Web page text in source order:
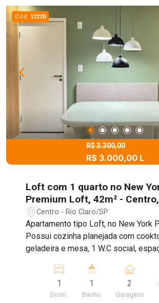
Cód. 12220
R$ 3.300,00
R$ 3.000,00 L
Loft com 1 quarto no New
Premium Loft, 42m² -
Claro/SP
Centro - Rio Claro/SP
Apartamento tipo Loft, no New York
Possui cozinha planejada com
geladeira e mesa, 1 W.C social,
guarda-roupa planejado, ar-
vagas de garagem. Apartamento mobiliado pronto
para morar. Além de ser o
1
Dorm.
1
Banho
2
Garagens